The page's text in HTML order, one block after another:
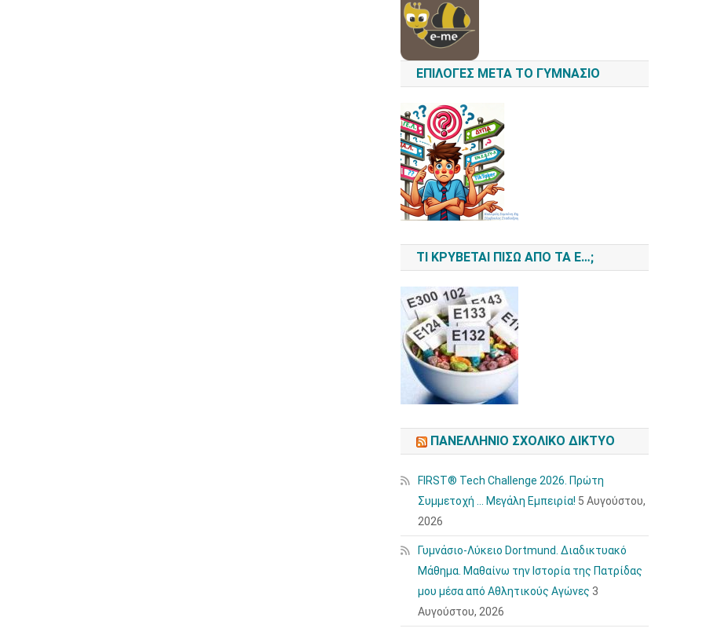
ΕΠΙΛΟΓΈΣ ΜΕΤΆ ΤΟ ΓΥΜΝΆΣΙΟ
ΤΙ ΚΡΎΒΕΤΑΙ ΠΊΣΩ ΑΠΌ ΤΑ Ε…;
ΠΑΝΕΛΛΉΝΙΟ ΣΧΟΛΙΚΌ ΔΊΚΤΥΟ
FIRST® Tech Challenge 2026. Πρώτη
Συμμετοχή … Μεγάλη Εμπειρία! 5 Αυγούστου,
2026
Γυμνάσιο-Λύκειο Dortmund. Διαδικτυακό
Μάθημα. Μαθαίνω την Ιστορία της Πατρίδας
μου μέσα από Αθλητικούς Αγώνες 3
Αυγούστου, 2026